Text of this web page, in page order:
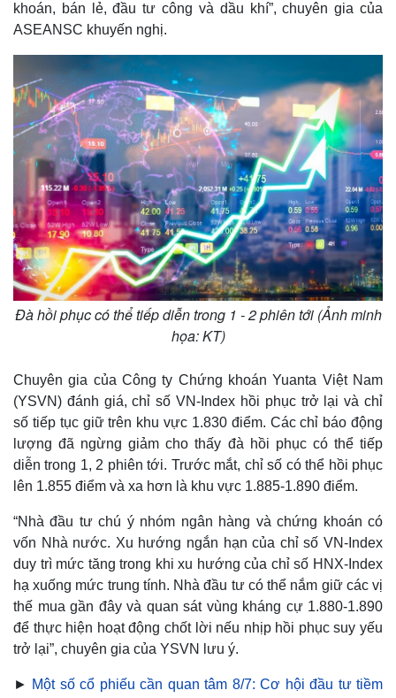
Kinh tế
Bất động sản
Khởi nghiệp
Thị trường
Giá vàng
Tiêu dùng
Tỷ giá
Chứng khoán
Giá cà phê
khoán, bán lẻ, đầu tư công và dầu khí”, chuyên gia của
ASEANSC khuyến nghị.
Đà hồi phục có thể tiếp diễn trong 1 - 2 phiên tới (Ảnh minh
họa: KT)
Chuyên gia của Công ty Chứng khoán Yuanta Việt Nam
(YSVN) đánh giá, chỉ số VN-Index hồi phục trở lại và chỉ
số tiếp tục giữ trên khu vực 1.830 điểm. Các chỉ báo động
lượng đã ngừng giảm cho thấy đà hồi phục có thể tiếp
diễn trong 1, 2 phiên tới. Trước mắt, chỉ số có thể hồi phục
lên 1.855 điểm và xa hơn là khu vực 1.885-1.890 điểm.
“Nhà đầu tư chú ý nhóm ngân hàng và chứng khoán có
vốn Nhà nước. Xu hướng ngắn hạn của chỉ số VN-Index
duy trì mức tăng trong khi xu hướng của chỉ số HNX-Index
hạ xuống mức trung tính. Nhà đầu tư có thể nắm giữ các vị
thế mua gần đây và quan sát vùng kháng cự 1.880-1.890
để thực hiện hoạt động chốt lời nếu nhịp hồi phục suy yếu
trở lại”, chuyên gia của YSVN lưu ý.
► Một số cổ phiếu cần quan tâm 8/7: Cơ hội đầu tư tiềm